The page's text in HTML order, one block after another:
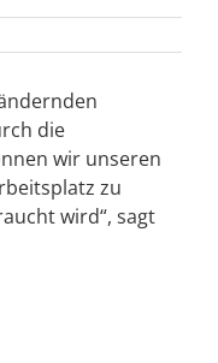
die
wir unseren
zu
wird“, sagt